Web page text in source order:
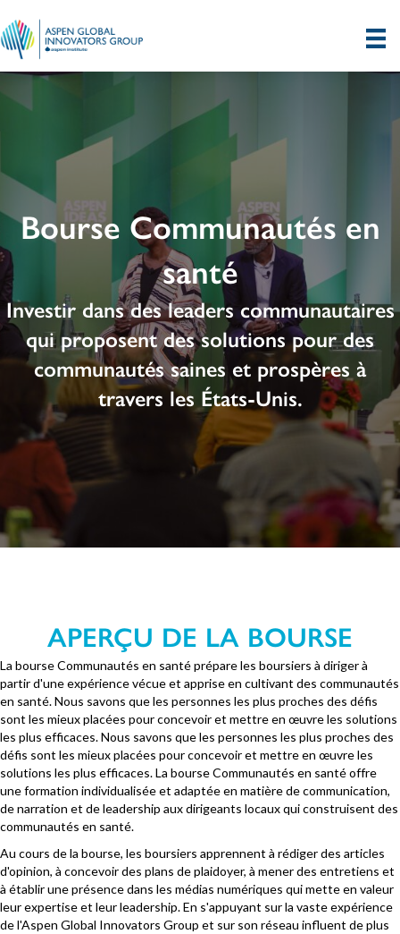
Bourse Communautés en
santé
Investir dans des leaders communautaires
qui proposent des solutions pour des
communautés saines et prospères à
travers les États-Unis.
APERÇU DE LA BOURSE
La bourse Communautés en santé prépare les boursiers à diriger à
partir d'une expérience vécue et apprise en cultivant des communautés
en santé. Nous savons que les personnes les plus proches des défis
sont les mieux placées pour concevoir et mettre en œuvre les solutions
les plus efficaces. Nous savons que les personnes les plus proches des
défis sont les mieux placées pour concevoir et mettre en œuvre les
solutions les plus efficaces. La bourse Communautés en santé offre
une formation individualisée et adaptée en matière de communication,
de narration et de leadership aux dirigeants locaux qui construisent des
communautés en santé.
Au cours de la bourse, les boursiers apprennent à rédiger des articles
d'opinion, à concevoir des plans de plaidoyer, à mener des entretiens et
à établir une présence dans les médias numériques qui mette en valeur
leur expertise et leur leadership. En s'appuyant sur la vaste expérience
de l'Aspen Global Innovators Group et sur son réseau influent de plus